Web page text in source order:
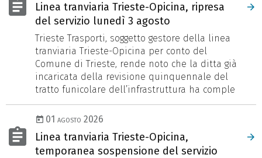
Linea tranviaria Trieste-Opicina, ripresa
del servizio lunedì 3 agosto
Trieste Trasporti, soggetto gestore della linea
tranviaria Trieste-Opicina per conto del
Comune di Trieste, rende noto che la ditta già
incaricata della revisione quinquennale del
tratto funicolare dell’infrastruttura ha comple
01 agosto 2026
Linea tranviaria Trieste-Opicina,
temporanea sospensione del servizio